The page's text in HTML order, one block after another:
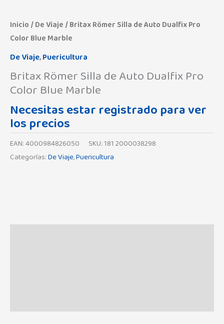
Inicio /De Viaje / Britax Römer Silla de Auto Dualfix Pro
Color Blue Marble
De Viaje,Puericultura
Britax Römer Silla de Auto Dualfix Pro
Color Blue Marble
Necesitas estar registrado para ver
los precios
EAN:4000984826050 SKU:181 2000038298
Categorías:De Viaje,Puericultura